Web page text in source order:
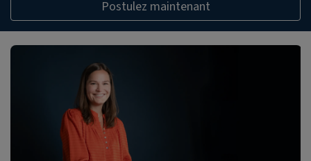
Postulez maintenant